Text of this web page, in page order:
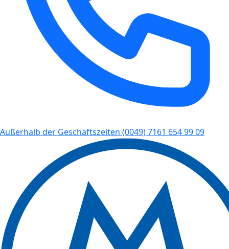
Außerhalb der Geschäftszeiten (0049) 7161 654 99 09